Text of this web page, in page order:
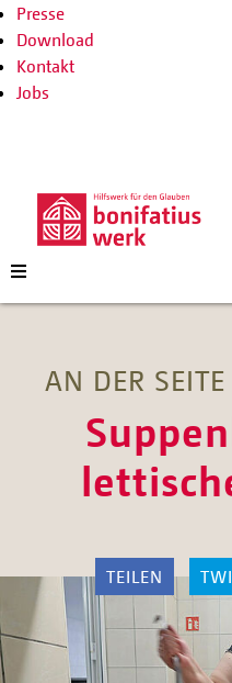
Presse
Download
Kontakt
Jobs
AN DER
TEILEN